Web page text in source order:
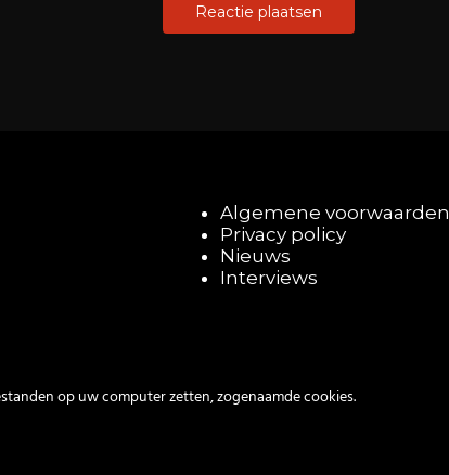
Algemene voorwaarden
Privacy policy
Nieuws
Interviews
op uw computer zetten, zogenaamde cookies.